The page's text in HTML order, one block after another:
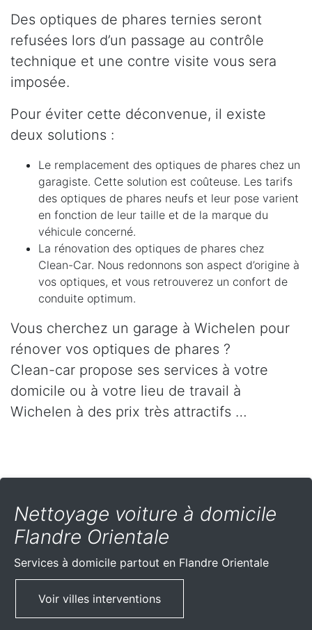
Des optiques de phares ternies seront
refusées lors d’un passage au contrôle
technique et une contre visite vous sera
imposée.
Pour éviter cette déconvenue, il existe
deux solutions :
Le remplacement des optiques de phares chez un
garagiste. Cette solution est coûteuse. Les tarifs
des optiques de phares neufs et leur pose varient
en fonction de leur taille et de la marque du
véhicule concerné.
La rénovation des optiques de phares chez
Clean-Car. Nous redonnons son aspect d’origine à
vos optiques, et vous retrouverez un confort de
conduite optimum.
Vous cherchez un garage à Wichelen pour
rénover vos optiques de phares ?
Clean-car propose ses services à votre
domicile ou à votre lieu de travail à
Wichelen à des prix très attractifs …
Nettoyage voiture à domicile
Flandre Orientale
Services à domicile partout en Flandre Orientale
Voir villes interventions